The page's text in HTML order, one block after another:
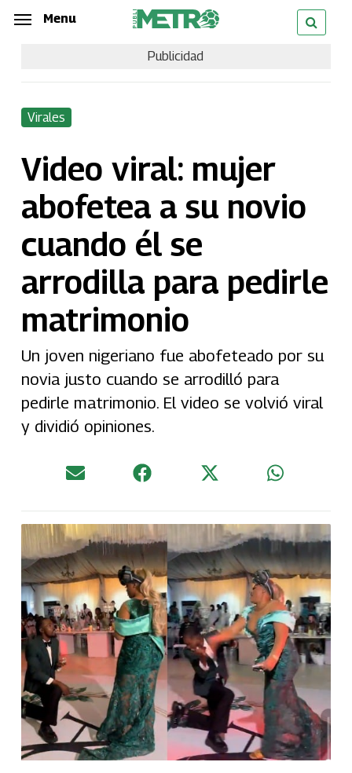
Skip
content
Menu
Publicidad
Virales
Video viral: mujer
abofetea a su novio
cuando él se
arrodilla para pedirle
matrimonio
Un joven nigeriano fue abofeteado por su
novia justo cuando se arrodilló para
pedirle matrimonio. El video se volvió viral
y dividió opiniones.
Menu